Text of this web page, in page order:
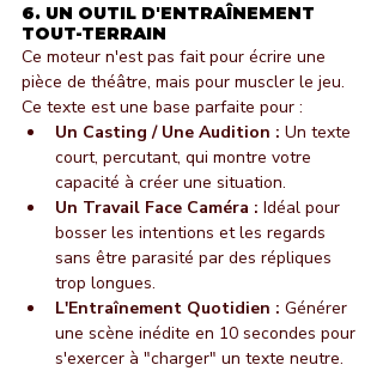
6. UN OUTIL D'ENTRAÎNEMENT
TOUT-TERRAIN
Ce moteur n'est pas fait pour écrire une
pièce de théâtre, mais pour muscler le jeu.
Ce texte est une base parfaite pour :
Un Casting / Une Audition : Un texte
court, percutant, qui montre votre
capacité à créer une situation.
Un Travail Face Caméra : Idéal pour
bosser les intentions et les regards
sans être parasité par des répliques
trop longues.
L'Entraînement Quotidien : Générer
une scène inédite en 10 secondes pour
s'exercer à "charger" un texte neutre.